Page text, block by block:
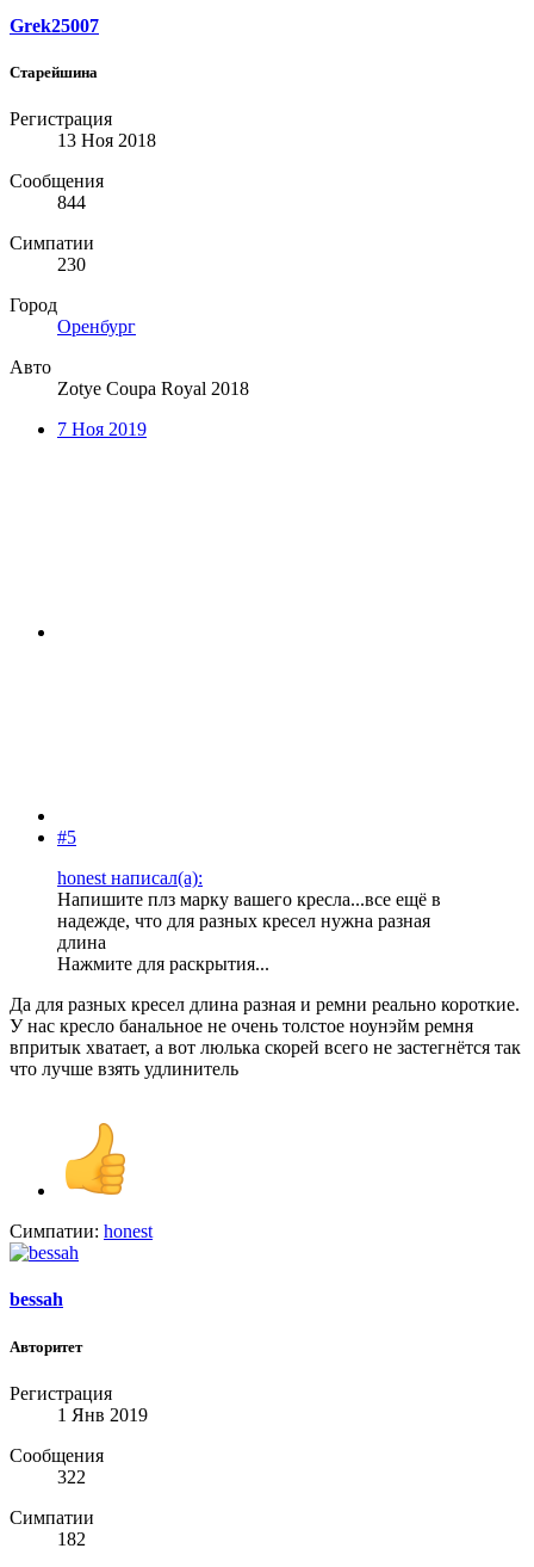
Grek25007
Старейшина
Регистрация
13 Ноя 2018
Сообщения
844
Симпатии
230
Город
Оренбург
Авто
Zotye Coupa Royal 2018
7 Ноя 2019
#5
honest написал(а):
Напишите плз марку вашего кресла...все ещё в
надежде, что для разных кресел нужна разная
длина
Нажмите для раскрытия...
Да для разных кресел длина разная и ремни реально короткие.
У нас кресло банальное не очень толстое ноунэйм ремня
впритык хватает, а вот люлька скорей всего не застегнётся так
что лучше взять удлинитель
Симпатии: honest
bessah
Авторитет
Регистрация
1 Янв 2019
Сообщения
322
Симпатии
182